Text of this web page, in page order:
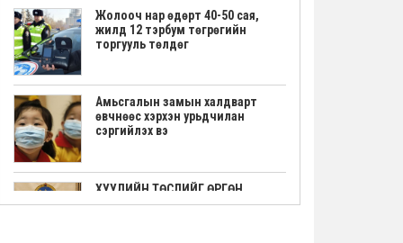
Жолооч нар өдөрт 40-50 сая,
жилд 12 тэрбум төгрөгийн
торгууль төлдөг
Амьсгалын замын халдварт
өвчнөөс хэрхэн урьдчилан
сэргийлэх вэ
ХУУЛИЙН ТӨСЛИЙГ ӨРГӨН
МЭДҮҮЛЭВ